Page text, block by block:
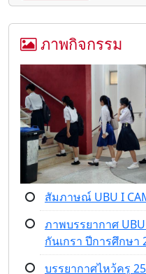
ภาพกิจกรรม
สัมภาษณ์ UBU I
ภาพบรรยากาศ
กันเกรา ปีการศึกษา
บรรยากาศไหว้ครู